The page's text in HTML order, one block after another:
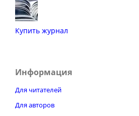
Купить журнал
Информация
Для читателей
Для авторов